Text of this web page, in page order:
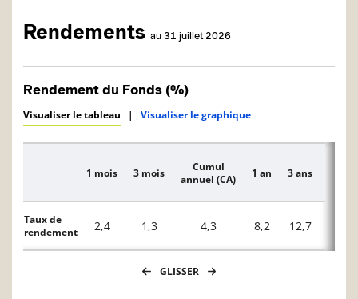
Rendements au 31 juillet 2026
Rendement du Fonds (%)
Visualiser le tableau | Visualiser le graphique
Description
1 mois 3 mois
Cumul
annuel (CA)
1 an 3 ans
Taux de
rendement
2,4 1,3 4,3 8,2 12,7
GLISSER